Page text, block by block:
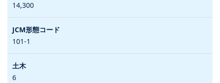
14,300
101-1
6